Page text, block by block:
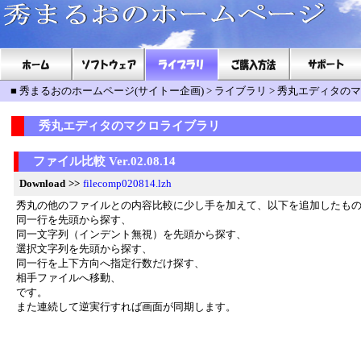
■ 秀まるおのホームページ(サイトー企画) > ライブラリ > 秀丸エディタの
秀丸エディタのマクロライブラリ
ファイル比較 Ver.02.08.14
Download >> filecomp020814.lzh
秀丸の他のファイルとの内容比較に少し手を加えて、以下を追加したも
同一行を先頭から探す、
同一文字列（インデント無視）を先頭から探す、
選択文字列を先頭から探す、
同一行を上下方向へ指定行数だけ探す、
相手ファイルへ移動、
です。
また連続して逆実行すれば画面が同期します。